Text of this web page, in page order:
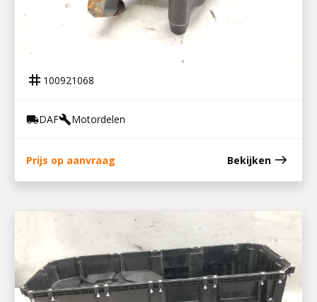
100921068
TUIMELAARSTOEL DEB MX13 EURO 5
tag 100921068
local_shippingDAFbuildMotordelen
Prijs op aanvraag Bekijken east